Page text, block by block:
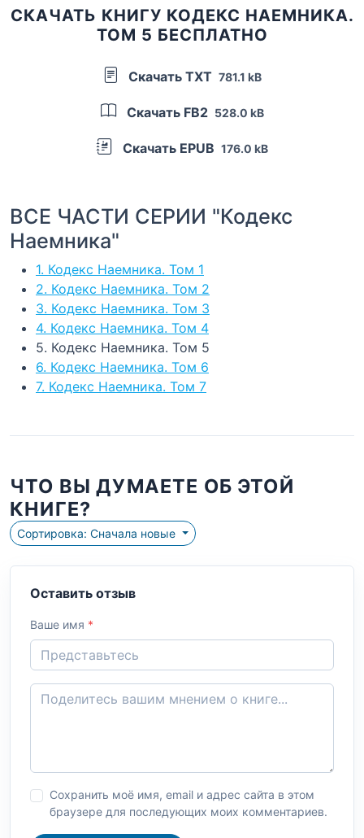
СКАЧАТЬ КНИГУ КОДЕКС НАЕМНИКА.
ТОМ 5 БЕСПЛАТНО
Скачать TXT 781.1 kB
Скачать FB2 528.0 kB
Скачать EPUB 176.0 kB
ВСЕ ЧАСТИ СЕРИИ "Кодекс
Наемника"
1. Кодекс Наемника. Том 1
2. Кодекс Наемника. Том 2
3. Кодекс Наемника. Том 3
4. Кодекс Наемника. Том 4
5. Кодекс Наемника. Том 5
6. Кодекс Наемника. Том 6
7. Кодекс Наемника. Том 7
ЧТО ВЫ ДУМАЕТЕ ОБ ЭТОЙ
КНИГЕ?
Сортировка: Сначала новые
Оставить отзыв
Ваше имя *
Сохранить моё имя, email и адрес сайта в этом
браузере для последующих моих комментариев.